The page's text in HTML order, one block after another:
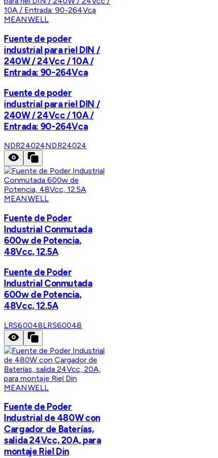
MEANWELL
Fuente de poder
industrial para riel DIN /
240W / 24Vcc / 10A /
Entrada: 90-264Vca
Fuente de poder
industrial para riel DIN /
240W / 24Vcc / 10A /
Entrada: 90-264Vca
NDR24024NDR24024
MEANWELL
Fuente de Poder
Industrial Conmutada
600w de Potencia,
48Vcc, 12.5A
Fuente de Poder
Industrial Conmutada
600w de Potencia,
48Vcc, 12.5A
LRS60048LRS60048
MEANWELL
Fuente de Poder
Industrial de 480W con
Cargador de Baterías,
salida 24Vcc, 20A, para
montaje Riel Din